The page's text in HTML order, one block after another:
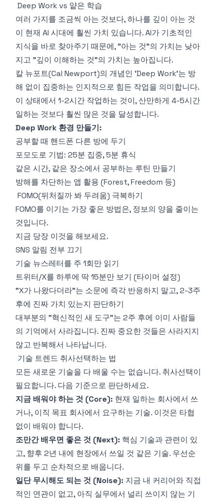
Deep Work vs 얕은 학습
여러 가지를 조금씩 아는 것보다, 하나를 깊이 아는 것
이 현재 AI 시대에 훨씬 가치 있습니다. AI가 기초적인
지식을 바로 찾아주기 때문에, "아는 것"의 가치는 낮아
지고 "깊이 이해하는 것"의 가치는 높아집니다.
칼 뉴포트(Cal Newport)의 개념인 'Deep Work'는 방
해 없이 집중하는 인지적으로 힘든 작업을 의미합니다.
이 상태에서 1-2시간 작업하는 것이, 산만하게 4-5시간
일하는 것보다 훨씬 많은 것을 달성합니다.
Deep Work 환경 만들기:
공부할 때 핸드폰 다른 방에 두기
포모도로 기법: 25분 집중, 5분 휴식
같은 시간, 같은 장소에서 공부하는 루틴 만들기
방해를 차단하는 앱 활용 (Forest, Freedom 등)
FOMO(뒤처질까 봐 두려움) 극복하기
FOMO를 이기는 가장 좋은 방법은, 정보의 양을 줄이는
것입니다.
지금 당장 이것을 해보세요.
SNS 알림 전부 끄기
기술 뉴스레터를 주 1회만 읽기
트위터/X를 하루에 딱 15분만 보기 (타이머 설정)
"X가 나왔다더라"는 소문에 즉각 반응하지 말고, 2-3주
후에 진짜 가치 있는지 판단하기
대부분의 "혁신적인 새 도구"는 2주 후에 이미 사람들
의 기억에서 사라집니다. 진짜 중요한 것들은 사라지지
않고 반복해서 나타납니다.
기술 트렌드 취사선택하는 법
모든 새로운 기술을 다 배울 수는 없습니다. 취사선택이
필요합니다. 다음 기준으로 판단하세요.
지금 배워야 하는 것 (Core): 현재 일하는 회사에서 쓰
거나, 이직 목표 회사에서 요구하는 기술. 이것은 타협
없이 배워야 합니다.
조만간 배우면 좋은 것 (Next): 핵심 기술과 관련이 있
고, 향후 2년 내에 현장에서 쓰일 것 같은 기술. 우선순
위를 두고 순차적으로 배웁니다.
일단 무시해도 되는 것 (Noise): 지금 내 커리어와 직접
적인 연관이 없고, 아직 실무에서 널리 쓰이지 않는 기